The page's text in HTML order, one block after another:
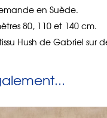
en Suède.
80, 110 et 140 cm.
Hush de Gabriel sur